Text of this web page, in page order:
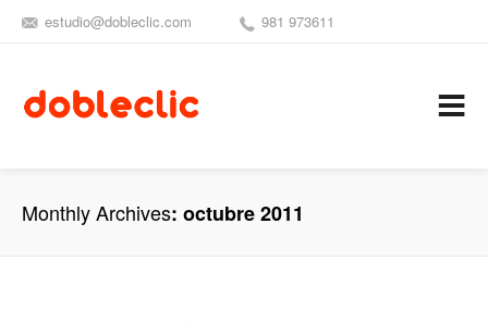
estudio@dobleclic.com 981 973611
Monthly Archives octubre 2011